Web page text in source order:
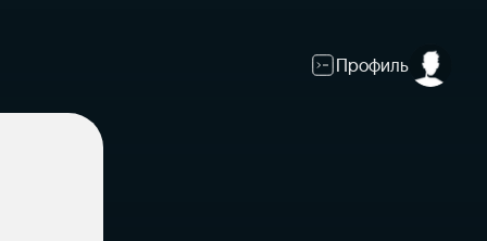
Профиль